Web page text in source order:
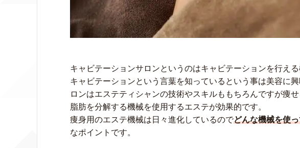
キャビテーションサロンというのはキャビテーションを行え
キャビテーションという言葉を知っているという事は美容に
ロンはエステティシャンの技術やスキルももちろんですが痩
脂肪を分解する機械を使用するエステが効果的です。
痩身用のエステ機械は日々進化しているのでどんな機械を使
なポイントです。